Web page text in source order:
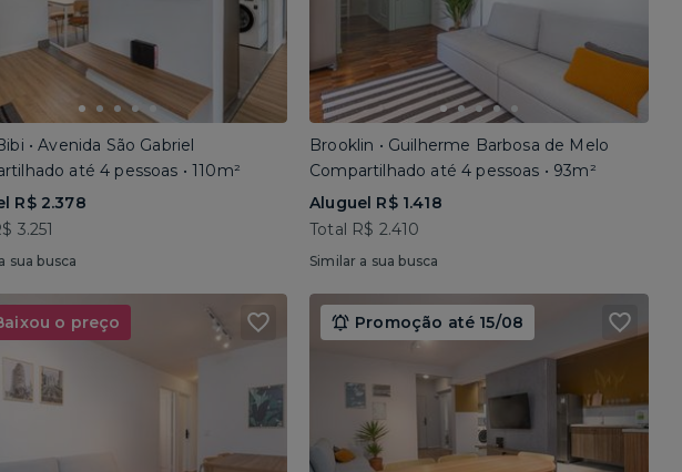
• Avenida São Gabriel
até 4 pessoas • 110m²
R$ 2.378
3.251
sua busca
Brooklin • Guilherme Barbosa de Melo
Compartilhado até 4 pessoas • 93m²
Aluguel R$ 1.418
Total R$ 2.410
Similar a sua busca
o preço Promoção até 15/08